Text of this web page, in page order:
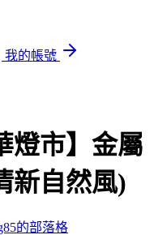
我的帳號
燈市】金屬
新自然風)
的部落格